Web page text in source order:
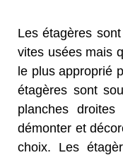
Les étagères
vites usées mais
le plus approprié
étagères sont
planches
démonter et
choix. Les